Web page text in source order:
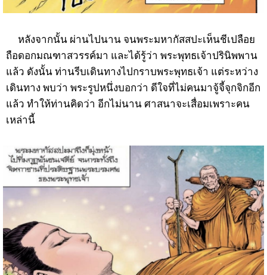
หลังจากนั้น ผ่านไปนาน จนพระมหากัสสปะเห็นชีเปลือย
ถือดอกมณฑาสวรรค์มา และได้รู้ว่า พระพุทธเจ้าปรินิพพาน
แล้ว ดังนั้น ท่านรีบเดินทางไปกราบพระพุทธเจ้า แต่ระหว่าง
เดินทาง พบว่า พระรูปหนึ่งบอกว่า ดีใจที่ไม่คนมาจู้จี้จุกจิกอีก
แล้ว ทำให้ท่านคิดว่า อีกไม่นาน ศาสนาจะเสื่อมเพราะคน
เหล่านี้